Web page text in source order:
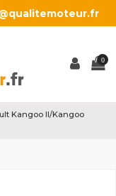
0
Kangoo II/Kangoo